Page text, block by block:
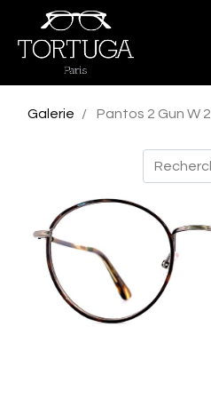
Galerie Pantos 2 Gun W 2